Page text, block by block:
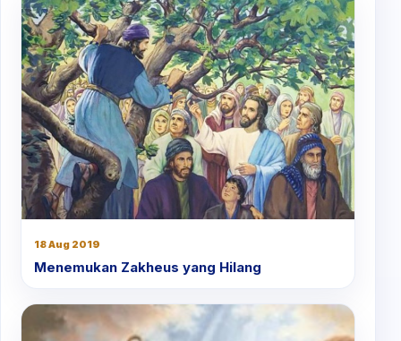
18 Aug 2019
Menemukan Zakheus yang Hilang